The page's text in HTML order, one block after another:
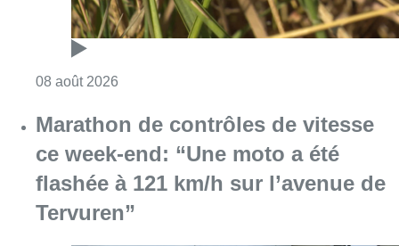
08 août 2026
Marathon de contrôles de vitesse
ce week-end: “Une moto a été
flashée à 121 km/h sur l’avenue de
Tervuren”